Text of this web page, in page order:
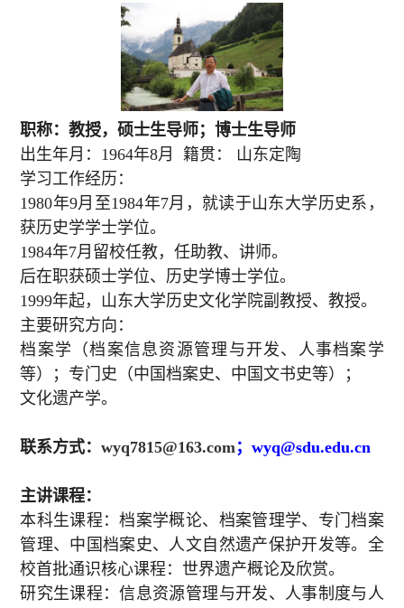
职称：教授，硕士生导师；博士生导师
出生年月： 1964年8月
籍贯： 山东定陶
学习工作经历：
1980年9月至1984年7月，就读于山东大学历史系，
获历史学学士学位。
1984年7月留校任教，任助教、讲师。
后在职获硕士学位、历史学博士学位。
1999年起，山东大学历史文化学院副教授、教授。
主要研究方向：
档案学（档案信息资源管理与开发、人事档案学
等）；专门史（中国档案史、中国文书史等）；
文化遗产学。
联系方式：wyq7815@163.com；wyq@sdu.edu.cn
主讲课程：
本科生课程：档案学概论、档案管理学、专门档案
管理、中国档案史、人文自然遗产保护开发等。全
校首批通识核心课程：世界遗产概论及欣赏。
研究生课程：信息资源管理与开发、人事制度与人